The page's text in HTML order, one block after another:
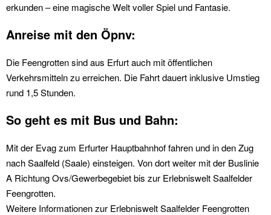
erkunden – eine magische Welt voller Spiel und Fantasie.
Anreise mit den Öpnv:
Die Feengrotten sind aus Erfurt auch mit öffentlichen
Verkehrsmitteln zu erreichen. Die Fahrt dauert inklusive Umstieg
rund 1,5 Stunden.
So geht es mit Bus und Bahn:
Mit der Evag zum Erfurter Hauptbahnhof fahren und in den Zug
nach Saalfeld (Saale) einsteigen. Von dort weiter mit der Buslinie
A Richtung Ovs/Gewerbegebiet bis zur Erlebniswelt Saalfelder
Feengrotten.
Weitere Informationen zur Erlebniswelt Saalfelder Feengrotten